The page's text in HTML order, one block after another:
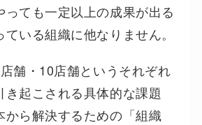
っても一定以上の成果が出る
いる組織に他なりません。
舗・10店舗というそれぞれ
き起こされる具体的な課題
から解決するための「組織